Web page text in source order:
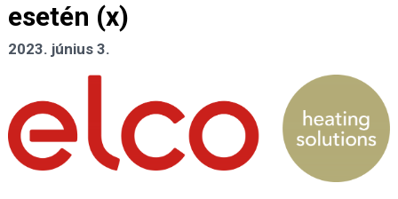
esetén (x)
2023. június 3.